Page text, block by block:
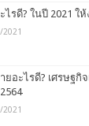
ไรดี? ในปี 2021 ใ
2021
ยอะไรดี? เศรษฐ
2021